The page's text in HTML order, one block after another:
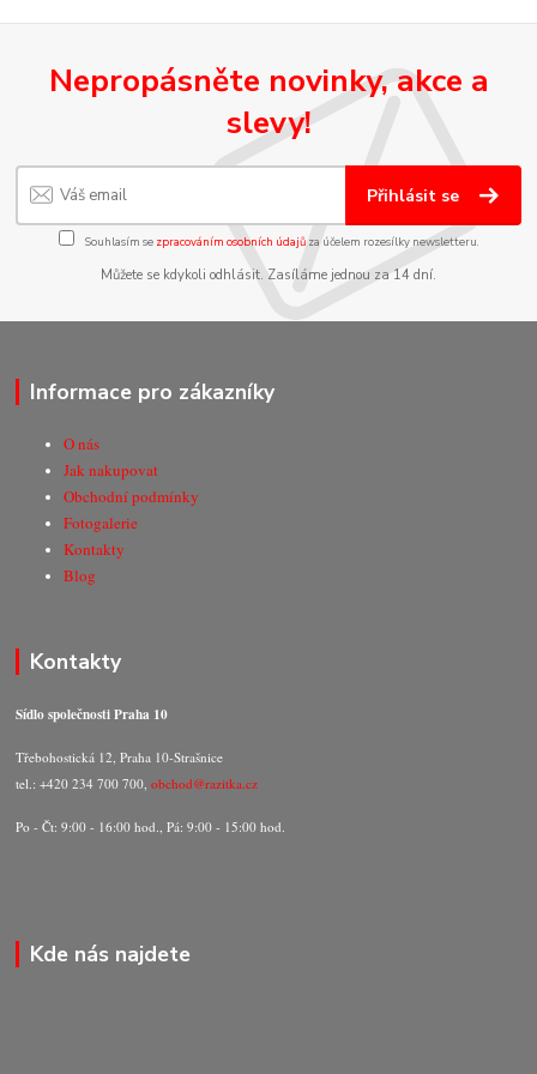
Nepropásněte novinky, akce a
slevy!
Přihlásit se
Souhlasím se zpracováním osobních údajůza účelem rozesílky newsletteru.
Můžete se kdykoli odhlásit. Zasíláme jednou za 14 dní.
Informace pro zákazníky
O nás
Jak nakupovat
Obchodní podmínky
Fotogalerie
Kontakty
Blog
Kontakty
Sídlo společnosti Praha 10
Třebohostická 12, Praha 10-Strašnice
tel.: +420 234 700 700,obchod@razitka.cz
Po - Čt: 9:00 - 16:00 hod., Pá: 9:00 - 15:00 hod.
Kde nás najdete